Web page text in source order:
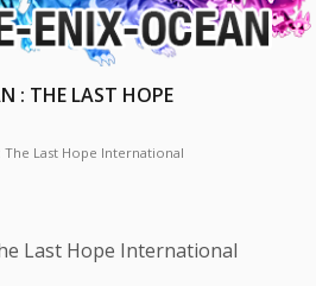
: THE LAST HOPE
The Last Hope International